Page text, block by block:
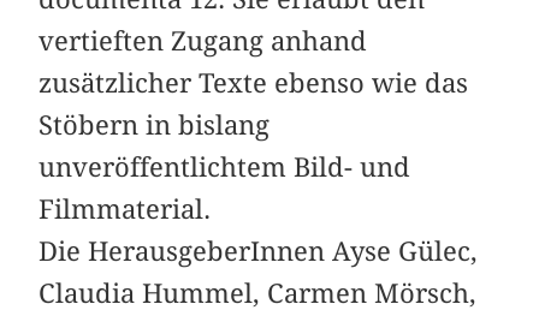
vertieften Zugang anhand
zusätzlicher Texte ebenso wie das
Stöbern in bislang
unveröffentlichtem Bild- und
Filmmaterial.
Die HerausgeberInnen Ayse Gülec,
Claudia Hummel, Carmen Mörsch,